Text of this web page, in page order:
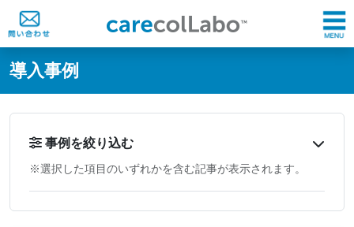
@ -0,0 +1,60 @@
導入事例
事例を絞り込む
※選択した項目のいずれかを含む記事が表示されます。